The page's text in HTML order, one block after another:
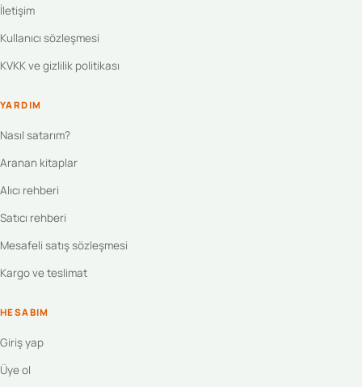
İletişim
Kullanıcı sözleşmesi
KVKK ve gizlilik politikası
YARDIM
Nasıl satarım?
Aranan kitaplar
Alıcı rehberi
Satıcı rehberi
Mesafeli satış sözleşmesi
Kargo ve teslimat
HESABIM
Giriş yap
Üye ol